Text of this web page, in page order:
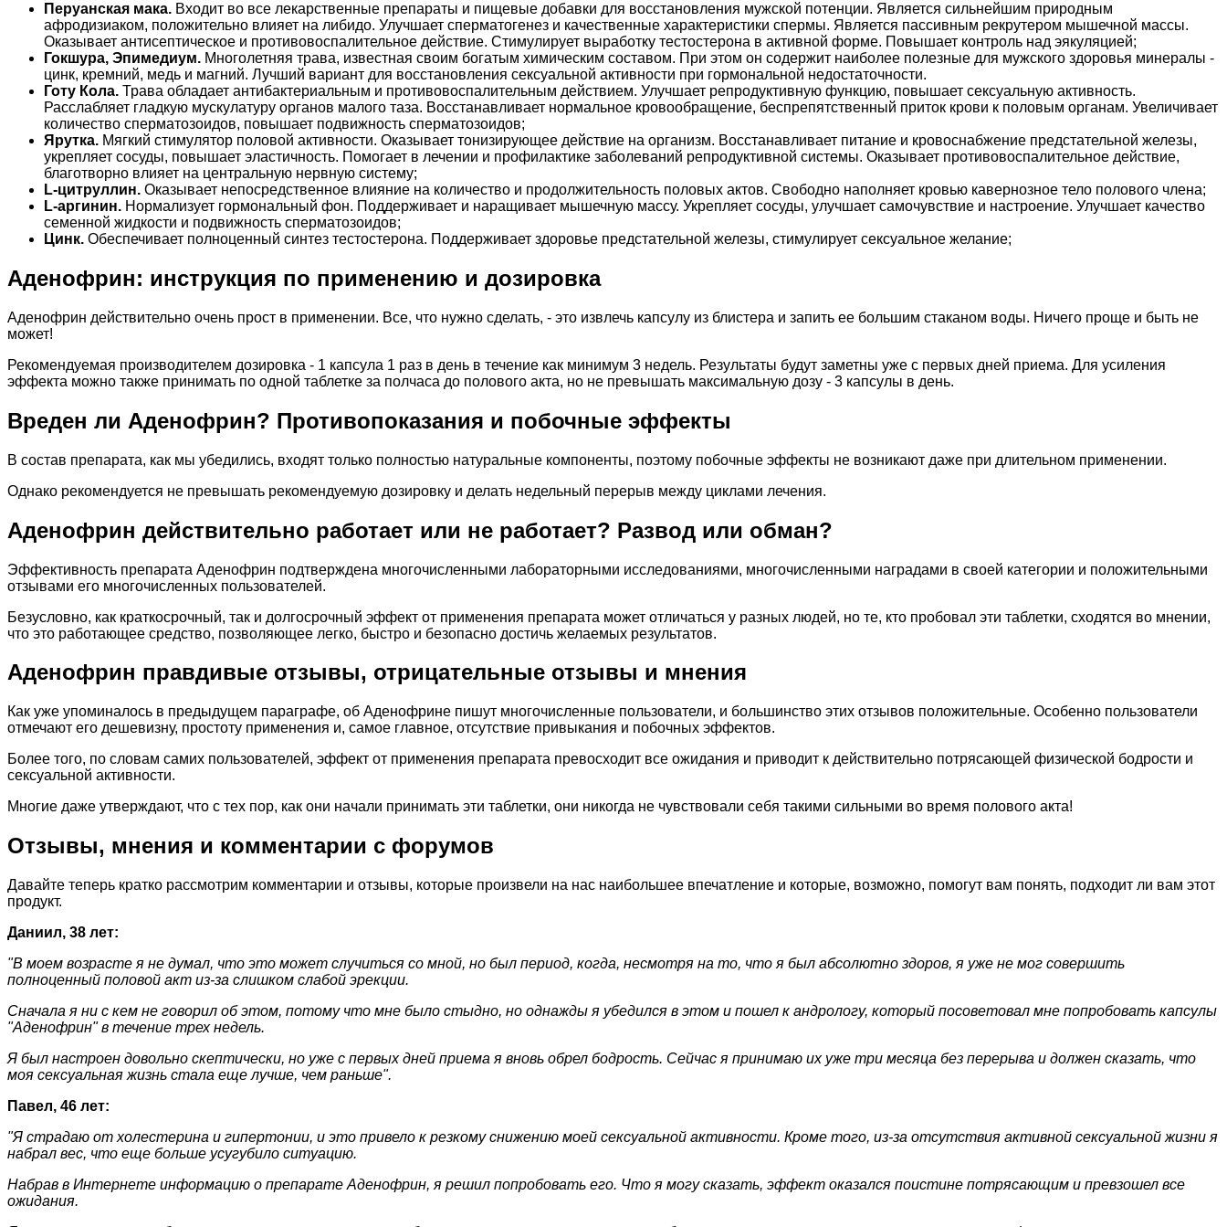
Перуанская мака. Входит во все лекарственные препараты и пищевые добавки для восстановления мужской потенции. Является сильнейшим природным
афродизиаком, положительно влияет на либидо. Улучшает сперматогенез и качественные характеристики спермы. Является пассивным рекрутером мышечной массы.
Оказывает антисептическое и противовоспалительное действие. Стимулирует выработку тестостерона в активной форме. Повышает контроль над эякуляцией;
Гокшура, Эпимедиум. Многолетняя трава, известная своим богатым химическим составом. При этом он содержит наиболее полезные для мужского здоровья минералы -
цинк, кремний, медь и магний. Лучший вариант для восстановления сексуальной активности при гормональной недостаточности.
Готу Кола. Трава обладает антибактериальным и противовоспалительным действием. Улучшает репродуктивную функцию, повышает сексуальную активность.
Расслабляет гладкую мускулатуру органов малого таза. Восстанавливает нормальное кровообращение, беспрепятственный приток крови к половым органам. Увеличивает
количество сперматозоидов, повышает подвижность сперматозоидов;
Ярутка. Мягкий стимулятор половой активности. Оказывает тонизирующее действие на организм. Восстанавливает питание и кровоснабжение предстательной железы,
укрепляет сосуды, повышает эластичность. Помогает в лечении и профилактике заболеваний репродуктивной системы. Оказывает противовоспалительное действие,
благотворно влияет на центральную нервную систему;
L-цитруллин. Оказывает непосредственное влияние на количество и продолжительность половых актов. Свободно наполняет кровью кавернозное тело полового члена;
L-аргинин. Нормализует гормональный фон. Поддерживает и наращивает мышечную массу. Укрепляет сосуды, улучшает самочувствие и настроение. Улучшает качество
семенной жидкости и подвижность сперматозоидов;
Цинк. Обеспечивает полноценный синтез тестостерона. Поддерживает здоровье предстательной железы, стимулирует сексуальное желание;
Аденофрин: инструкция по применению и дозировка
Аденофрин действительно очень прост в применении. Все, что нужно сделать, - это извлечь капсулу из блистера и запить ее большим стаканом воды. Ничего проще и быть не
может!
Рекомендуемая производителем дозировка - 1 капсула 1 раз в день в течение как минимум 3 недель. Результаты будут заметны уже с первых дней приема. Для усиления
эффекта можно также принимать по одной таблетке за полчаса до полового акта, но не превышать максимальную дозу - 3 капсулы в день.
Вреден ли Аденофрин? Противопоказания и побочные эффекты
В состав препарата, как мы убедились, входят только полностью натуральные компоненты, поэтому побочные эффекты не возникают даже при длительном применении.
Однако рекомендуется не превышать рекомендуемую дозировку и делать недельный перерыв между циклами лечения.
Аденофрин действительно работает или не работает? Развод или обман?
Эффективность препарата Аденофрин подтверждена многочисленными лабораторными исследованиями, многочисленными наградами в своей категории и положительными
отзывами его многочисленных пользователей.
Безусловно, как краткосрочный, так и долгосрочный эффект от применения препарата может отличаться у разных людей, но те, кто пробовал эти таблетки, сходятся во мнении,
что это работающее средство, позволяющее легко, быстро и безопасно достичь желаемых результатов.
Аденофрин правдивые отзывы, отрицательные отзывы и мнения
Как уже упоминалось в предыдущем параграфе, об Аденофрине пишут многочисленные пользователи, и большинство этих отзывов положительные. Особенно пользователи
отмечают его дешевизну, простоту применения и, самое главное, отсутствие привыкания и побочных эффектов.
Более того, по словам самих пользователей, эффект от применения препарата превосходит все ожидания и приводит к действительно потрясающей физической бодрости и
сексуальной активности.
Многие даже утверждают, что с тех пор, как они начали принимать эти таблетки, они никогда не чувствовали себя такими сильными во время полового акта!
Отзывы, мнения и комментарии с форумов
Давайте теперь кратко рассмотрим комментарии и отзывы, которые произвели на нас наибольшее впечатление и которые, возможно, помогут вам понять, подходит ли вам этот
продукт.
Даниил, 38 лет:
"В моем возрасте я не думал, что это может случиться со мной, но был период, когда, несмотря на то, что я был абсолютно здоров, я уже не мог совершить
полноценный половой акт из-за слишком слабой эрекции.
Сначала я ни с кем не говорил об этом, потому что мне было стыдно, но однажды я убедился в этом и пошел к андрологу, который посоветовал мне попробовать капсулы
"Аденофрин" в течение трех недель.
Я был настроен довольно скептически, но уже с первых дней приема я вновь обрел бодрость. Сейчас я принимаю их уже три месяца без перерыва и должен сказать, что
моя сексуальная жизнь стала еще лучше, чем раньше".
Павел, 46 лет:
"Я страдаю от холестерина и гипертонии, и это привело к резкому снижению моей сексуальной активности. Кроме того, из-за отсутствия активной сексуальной жизни я
набрал вес, что еще больше усугубило ситуацию.
Набрав в Интернете информацию о препарате Аденофрин, я решил попробовать его. Что я могу сказать, эффект оказался поистине потрясающим и превзошел все
ожидания.